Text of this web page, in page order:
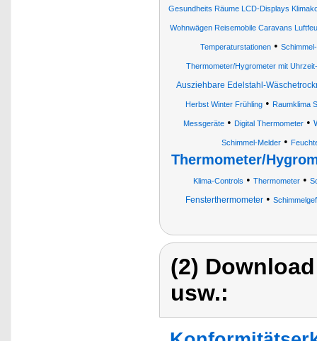
Gesundheits Räume LCD-Displays
Wohnwägen Reisemobile Caravans
Temperaturstationen•
Thermometer/Hygrometer mit
Ausziehbare Edelstahl-
Herbst Winter Frühling• Raumklima
Messgeräte• Digital Thermometer•
Schimmel-Melder •
Thermometer/
Klima-Controls • Thermometer•
Fensterthermometer •
(2)
usw.: